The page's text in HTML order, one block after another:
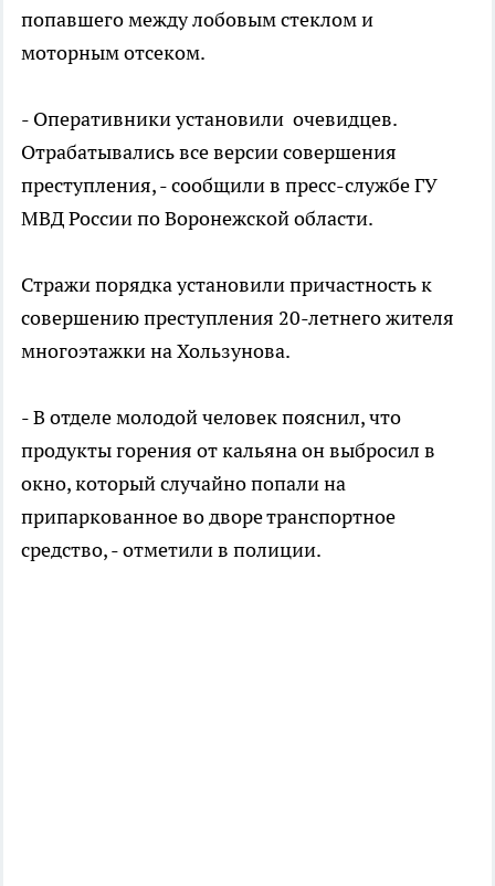
попавшего между лобовым стеклом и
моторным отсеком.
- Оперативники установили очевидцев.
Отрабатывались все версии совершения
преступления, - сообщили в пресс-службе ГУ
МВД России по Воронежской области.
Стражи порядка установили причастность к
совершению преступления 20-летнего жителя
многоэтажки на Хользунова.
- В отделе молодой человек пояснил, что
продукты горения от кальяна он выбросил в
окно, который случайно попали на
припаркованное во дворе транспортное
средство, - отметили в полиции.